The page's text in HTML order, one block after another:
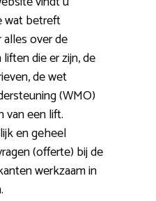
wat betreft
over de
die er zijn, de
de wet
(WMO)
van een lift.
en geheel
(offerte) bij de
werkzaam in